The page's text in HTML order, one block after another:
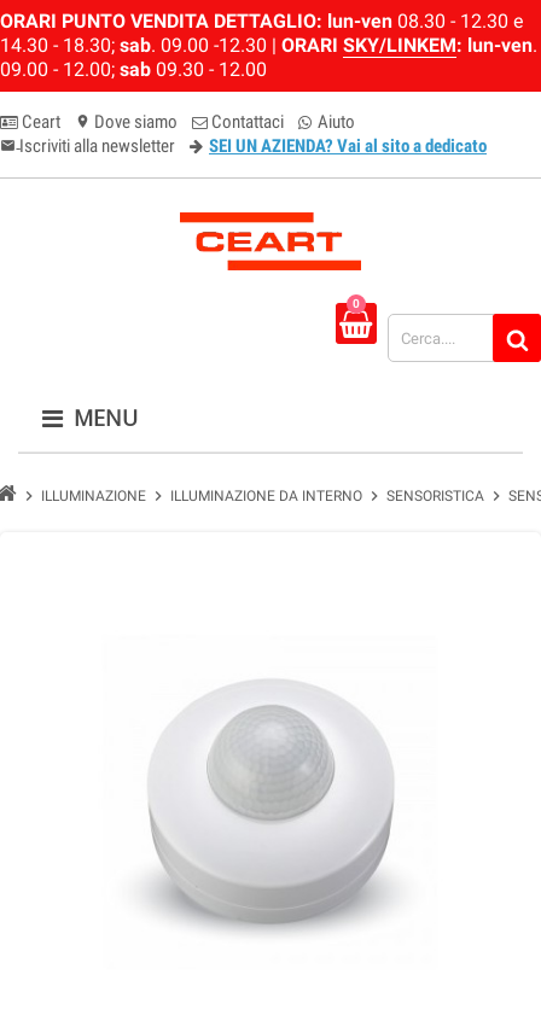
ORARI PUNTO VENDITA DETTAGLIO: lun-ven 08.30 - 12.30 e
14.30 - 18.30; sab. 09.00 -12.30 | ORARI SKY/LINKEM: lun-ven.
09.00 - 12.00; sab 09.30 - 12.00
Ceart location_on Dove siamo Contattaci Aiuto
email-newsletter
Iscriviti alla newsletter SEI UN AZIENDA? Vai al sito a dedicato
0
MENU
chevron_right ILLUMINAZIONE chevron_right ILLUMINAZIONE DA INTERNO chevron_right SENSORISTICA chevron_right